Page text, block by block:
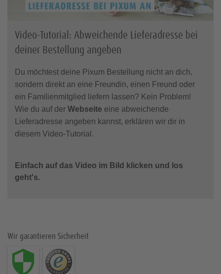
Video-Tutorial: Abweichende Lieferadresse bei
deiner Bestellung angeben
Du möchtest deine Pixum Bestellung nicht an dich,
sondern direkt an eine Freundin, einen Freund oder
ein Familienmitglied liefern lassen? Kein Problem!
Wie du auf der Webseite eine abweichende
Lieferadresse angeben kannst, erklären wir dir in
diesem Video-Tutorial.
Einfach auf das Video im Bild klicken und los
geht's.
Wir garantieren Sicherheit